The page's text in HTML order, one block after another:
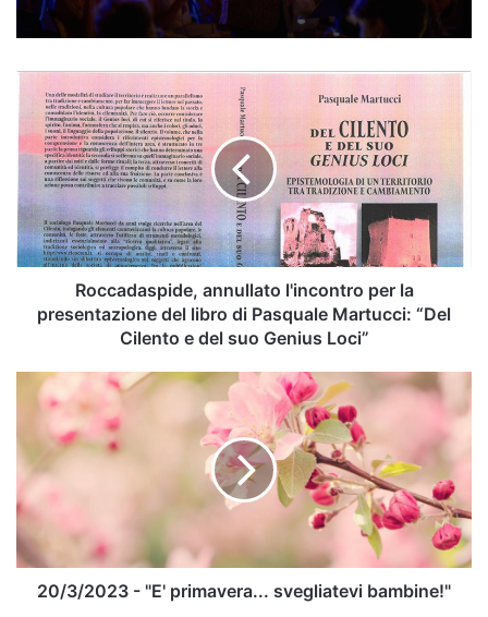
annullato
l'incontro
per
presentazione
del
libro
di
Martucci:
Genius
Loci”
Roccadaspide, annullato l'incontro per la
presentazione del libro di Pasquale Martucci: “Del
Cilento e del suo Genius Loci”
20/3/2023
primavera...
svegliatevi
20/3/2023 - "E' primavera... svegliatevi bambine!"